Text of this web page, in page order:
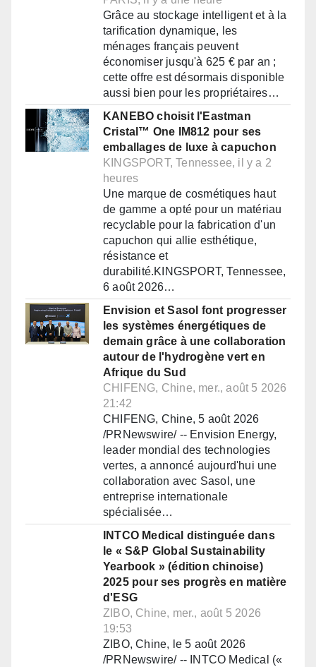
Grâce au stockage intelligent et à la
tarification dynamique, les
ménages français peuvent
économiser jusqu'à 625 € par an ;
cette offre est désormais disponible
aussi bien pour les propriétaires…
KANEBO choisit l'Eastman
Cristal™ One IM812 pour ses
emballages de luxe à capuchon
KINGSPORT, Tennessee, il y a 2
heures
Une marque de cosmétiques haut
de gamme a opté pour un matériau
recyclable pour la fabrication d'un
capuchon qui allie esthétique,
résistance et
durabilité.KINGSPORT, Tennessee,
6 août 2026…
Envision et Sasol font progresser
les systèmes énergétiques de
demain grâce à une collaboration
autour de l'hydrogène vert en
Afrique du Sud
CHIFENG, Chine, mer., août 5 2026
21:42
CHIFENG, Chine, 5 août 2026
/PRNewswire/ -- Envision Energy,
leader mondial des technologies
vertes, a annoncé aujourd'hui une
collaboration avec Sasol, une
entreprise internationale
spécialisée…
INTCO Medical distinguée dans
le « S&P Global Sustainability
Yearbook » (édition chinoise)
2025 pour ses progrès en matière
d'ESG
ZIBO, Chine, mer., août 5 2026
19:53
ZIBO, Chine, le 5 août 2026
/PRNewswire/ -- INTCO Medical («